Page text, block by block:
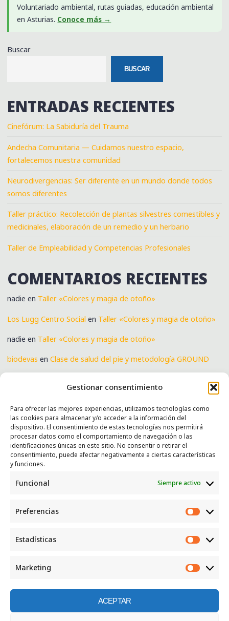
Gestionar consentimiento
Para ofrecer las mejores experiencias, utilizamos tecnologías como
las cookies para almacenar y/o acceder a la información del
dispositivo. El consentimiento de estas tecnologías nos permitirá
procesar datos como el comportamiento de navegación o las
identificaciones únicas en este sitio. No consentir o retirar el
consentimiento, puede afectar negativamente a ciertas características
y funciones.
Funcional Siempre activo
Preferencias
Estadísticas
Marketing
ACEPTAR
Voluntariado ambiental, rutas guiadas, educación ambiental
en Asturias. Conoce más →
Buscar
BUSCAR
ENTRADAS RECIENTES
Cinefórum: La Sabiduría del Trauma
Andecha Comunitaria — Cuidamos nuestro espacio,
fortalecemos nuestra comunidad
Neurodivergencias: Ser diferente en un mundo donde todos
somos diferentes
Taller práctico: Recolección de plantas silvestres comestibles y
medicinales, elaboración de un remedio y un herbario
Taller de Empleabilidad y Competencias Profesionales
COMENTARIOS RECIENTES
nadie en Taller «Colores y magia de otoño»
Los Lugg Centro Social en Taller «Colores y magia de otoño»
nadie en Taller «Colores y magia de otoño»
biodevas enClase de salud del pie y metodología GROUND
SERVICIOS
Recogida e intercambio de ropa y enseres.
INFORMACIÓN
Política de privacidad
CONTACTO
Correo: luggcentrosocial @ biodevas.org
©2026 Centro social los Lugg